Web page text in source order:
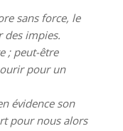
sans force, le
des impies.
; peut-être
pour un
évidence son
pour nous alors